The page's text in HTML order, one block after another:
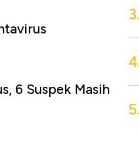
6 Suspek Masih
3.
5.